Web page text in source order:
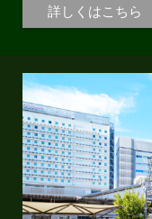
詳しくはこちら